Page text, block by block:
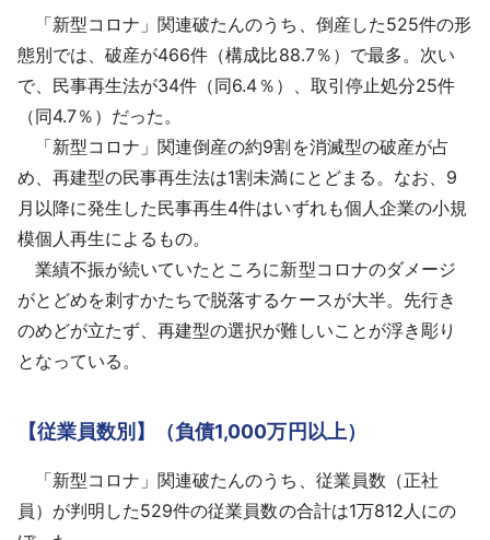
「新型コロナ」関連破たんのうち、倒産した525件の形
態別では、破産が466件（構成比88.7％）で最多。次い
で、民事再生法が34件（同6.4％）、取引停止処分25件
（同4.7％）だった。
「新型コロナ」関連倒産の約9割を消滅型の破産が占
め、再建型の民事再生法は1割未満にとどまる。なお、9
月以降に発生した民事再生4件はいずれも個人企業の小規
模個人再生によるもの。
業績不振が続いていたところに新型コロナのダメージ
がとどめを刺すかたちで脱落するケースが大半。先行き
のめどが立たず、再建型の選択が難しいことが浮き彫り
となっている。
【従業員数別】（負債1,000万円以上）
「新型コロナ」関連破たんのうち、従業員数（正社
員）が判明した529件の従業員数の合計は1万812人にの